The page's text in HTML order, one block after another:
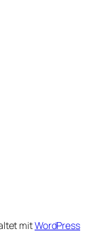
mitWordPress